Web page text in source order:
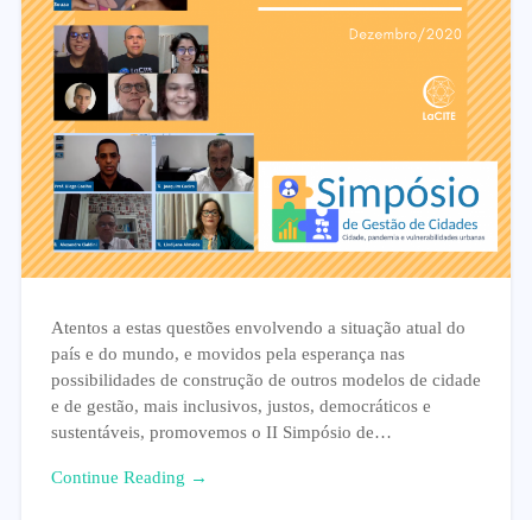
Atentos a estas questões envolvendo a situação atual do
país e do mundo, e movidos pela esperança nas
possibilidades de construção de outros modelos de cidade
e de gestão, mais inclusivos, justos, democráticos e
sustentáveis, promovemos o II Simpósio de…
Continue Reading →